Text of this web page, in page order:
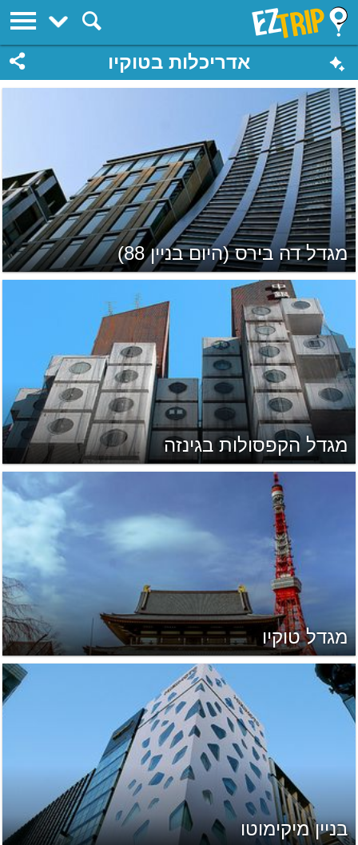
EZTrip
אדריכלות בטוקיו
מגדל דה בירס (היום בניין 88)
מגדל הקפסולות בגינזה
מגדל טוקיו
בניין מיקימוטו